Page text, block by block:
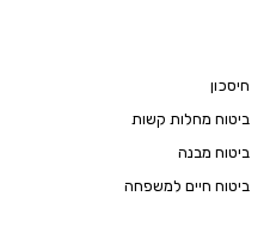
חיסכון
ביטוח מחלות קשות
ביטוח מבנה
ביטוח חיים למשפחה